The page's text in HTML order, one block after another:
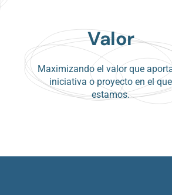
Valor
Maximizando el valor que
iniciativa o proyecto en el que
estamos.